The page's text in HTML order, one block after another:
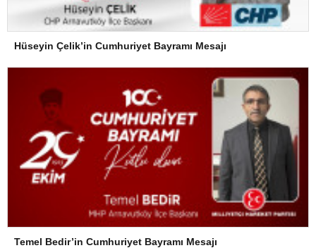
Hüseyin Çelik’in Cumhuriyet Bayramı Mesajı
Temel Bedir’in Cumhuriyet Bayramı Mesajı